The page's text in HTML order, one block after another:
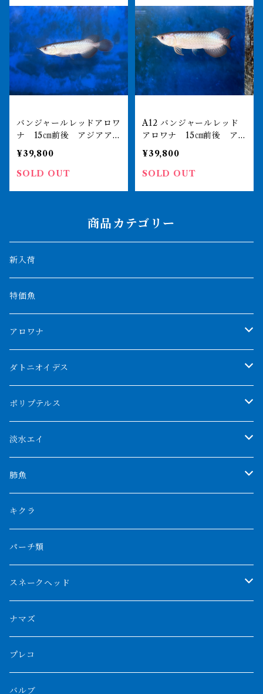
バンジャールレッドアロワ
ナ 15㎝前後 アジアア
ロワナ 250-007372
¥39,800
SOLD OUT
A12 バンジャールレッド
アロワナ 15㎝前後 ア
ジアアロワナ 250-0073
70
¥39,800
SOLD OUT
商品カテゴリー
新入荷
特価魚
アロワナ
クンパイ
アブソリュートレッド
AGUS スーパーレッドF4
特殊アロワナ
厳選 過背金龍
フルゴールデンクロスバック
ブルーベースクロスバック
BILLY-KENオリジナルブランド紅龍
チョッパーレッド
ブルレッド
その他アジアアロワナ
特殊個体
紅龍
シルバーアロワナ
ブラックアロワナ
ノーザンバラムンディ
ダトニオイデス
シャムタイガー
特殊ダトニオ
ダトニオプラスワン
リアルバンド
フォークバンド
フォーバータイガー
メニーバータイガー
ニューギニアダトニオ
ポリプテルス
モンスターポリプ
特殊ポリプ
プラチナ個体
ショート個体
ハイブリッドポリプ
エンドリケリー
ギニア
ナイジェリア
ナイルビチャー
ナポレオンビチャー
バロ川
ビキールビキール
トゥルカナ湖
オモ川
タンガニーカビチャー
アンソルギー
淡水エイ
シナガワダイヤ
ダイヤモンドポルカ
クロコダイル
その他淡水エイ
肺魚
ネオケラ
その他肺魚
キクラ
パーチ類
スネークヘッド
チャンナバルカ
大型スネークヘッド
中型スネークヘッド
ナマズ
プレコ
バルブ